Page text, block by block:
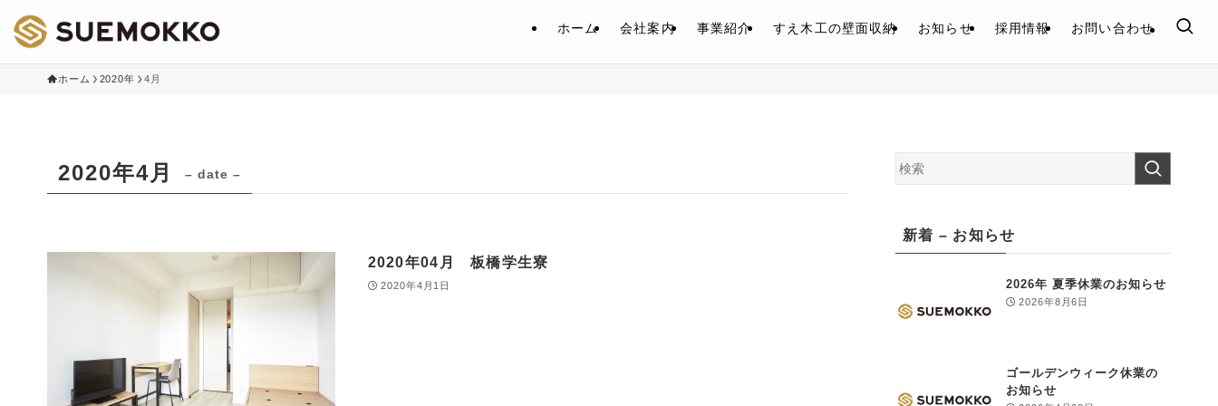
ホーム 会社案内 事業紹介 すえ木工の壁面収納 お知らせ 採用情報 お問い合わせ
ホーム 2020年 4月
2020年4月 – date –
2020年04月 板橋学生寮
2020年4月1日
新着 – お知らせ
2026年 夏季休業のお知らせ
2026年8月6日
ゴールデンウィーク休業の
お知らせ